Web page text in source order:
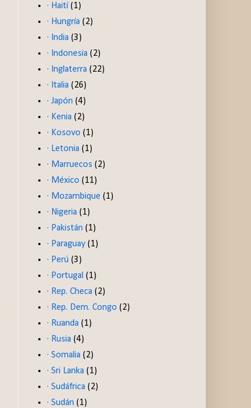
· Haití (1)
· Hungría (2)
· India (3)
· Indonesia (2)
· Inglaterra (22)
· Italia (26)
· Japón (4)
· Kenia (2)
· Kosovo (1)
· Letonia (1)
· Marruecos (2)
· México (11)
· Mozambique (1)
· Nigeria (1)
· Pakistán (1)
· Paraguay (1)
· Perú (3)
· Portugal (1)
· Rep. Checa (2)
· Rep. Dem. Congo (2)
· Ruanda (1)
· Rusia (4)
· Somalia (2)
· Sri Lanka (1)
· Sudáfrica (2)
· Sudán (1)